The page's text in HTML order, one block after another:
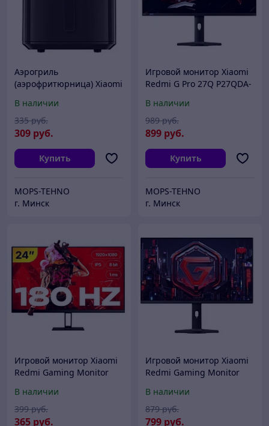
Аэрогриль
(аэрофритюрница) Xiaomi
(черный, евровилка)
В наличии
309 руб.
335 руб.
Купить
MOPS-TEHNO
г. Минск
Игровой монитор Xiaomi
Redmi G Pro 27Q P27QDA-
В наличии
899 руб.
989 руб.
Купить
MOPS-TEHNO
г. Минск
Игровой монитор Xiaomi
Redmi Gaming Monitor
версия)
В наличии
365 руб.
399 руб.
Игровой монитор Xiaomi
Redmi Gaming Monitor
(китайская версия)
В наличии
799 руб.
879 руб.